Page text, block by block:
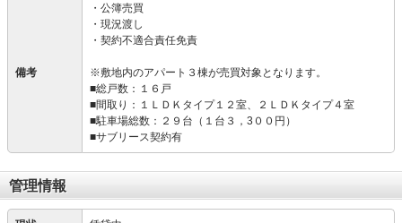
備考
・公簿売買
・現況渡し
・契約不適合責任免責
※敷地内のアパート３棟が売買対象となります。
■総戸数：１６戸
■間取り：１ＬＤＫタイプ１２室、２ＬＤＫタイプ４室
■駐車場総数：２９台（１台３，3００円）
■サブリース契約有
管理情報